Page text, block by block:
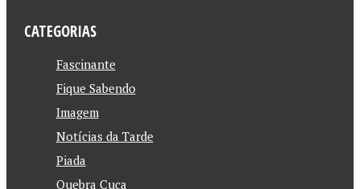
CATEGORIAS
Fascinante
Fique Sabendo
Imagem
Notícias da Tarde
Piada
Quebra Cuca